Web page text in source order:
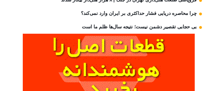
چرا محاصره دریایی فشار حداکثری بر ایران وارد نمی‌کند؟
بی‌ حجابی تقصیر دشمن نیست؛ نتیجه سال‌ها ظلم ما است